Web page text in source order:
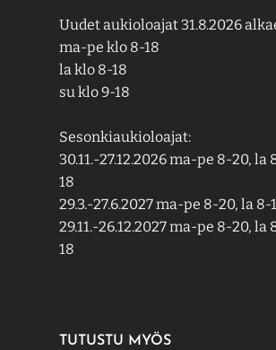
Uudet aukioloajat 31.8.2026
ma-pe klo 8-18
la klo 8-18
su klo 9-18
Sesonkiaukioloajat:
30.11.-27.12.2026 ma-pe 8-20, la
18
29.3.-27.6.2027 ma-pe 8-20, la 8-
29.11.-26.12.2027 ma-pe 8-20, la
18
TUTUSTU MYÖS